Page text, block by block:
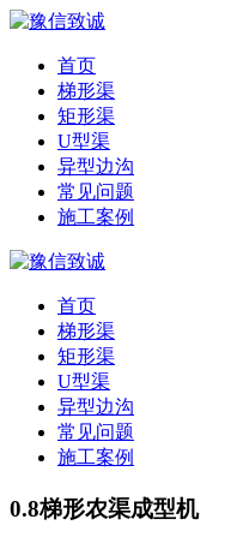
首页
梯形渠
矩形渠
U型渠
异型边沟
常见问题
施工案例
首页
梯形渠
矩形渠
U型渠
异型边沟
常见问题
施工案例
0.8梯形农渠成型机